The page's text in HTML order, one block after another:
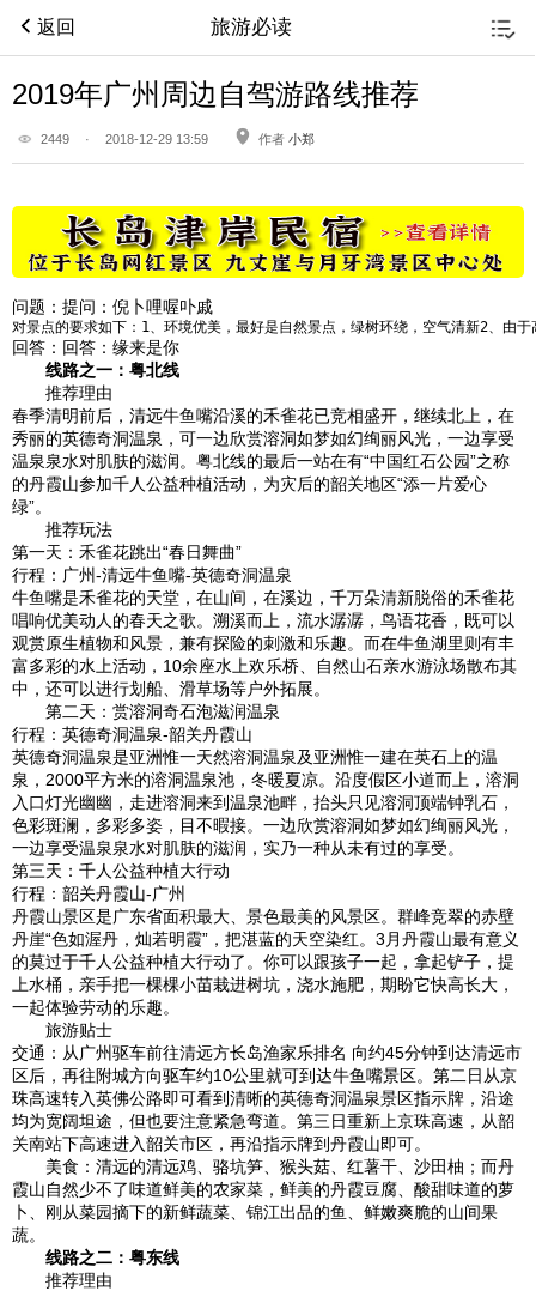
返回 旅游必读
2019年广州周边自驾游路线推荐
2449 · 2018-12-29 13:59 作者 小郑
问题： 提问：倪卜哩喔卟戚
对景点的要求如下：1、环境优美，最好是自然景点，绿树环绕，空气清新2、由
回答： 回答：缘来是你
线路之一：粤北线
推荐理由
春季清明前后，清远牛鱼嘴沿溪的禾雀花已竞相盛开，继续北上，在
秀丽的英德奇洞温泉，可一边欣赏溶洞如梦如幻绚丽风光，一边享受
温泉泉水对肌肤的滋润。粤北线的最后一站在有“中国红石公园”之称
的丹霞山参加千人公益种植活动，为灾后的韶关地区“添一片爱心
绿”。
推荐玩法
第一天：禾雀花跳出“春日舞曲”
行程：广州-清远牛鱼嘴-英德奇洞温泉
牛鱼嘴是禾雀花的天堂，在山间，在溪边，千万朵清新脱俗的禾雀花
唱响优美动人的春天之歌。溯溪而上，流水潺潺，鸟语花香，既可以
观赏原生植物和风景，兼有探险的刺激和乐趣。而在牛鱼湖里则有丰
富多彩的水上活动，10余座水上欢乐桥、自然山石亲水游泳场散布其
中，还可以进行划船、滑草场等户外拓展。
第二天：赏溶洞奇石泡滋润温泉
行程：英德奇洞温泉-韶关丹霞山
英德奇洞温泉是亚洲惟一天然溶洞温泉及亚洲惟一建在英石上的温
泉，2000平方米的溶洞温泉池，冬暖夏凉。沿度假区小道而上，溶洞
入口灯光幽幽，走进溶洞来到温泉池畔，抬头只见溶洞顶端钟乳石，
色彩斑澜，多彩多姿，目不暇接。一边欣赏溶洞如梦如幻绚丽风光，
一边享受温泉泉水对肌肤的滋润，实乃一种从未有过的享受。
第三天：千人公益种植大行动
行程：韶关丹霞山-广州
丹霞山景区是广东省面积最大、景色最美的风景区。群峰竞翠的赤壁
丹崖“色如渥丹，灿若明霞”，把湛蓝的天空染红。3月丹霞山最有意义
的莫过于千人公益种植大行动了。你可以跟孩子一起，拿起铲子，提
上水桶，亲手把一棵棵小苗栽进树坑，浇水施肥，期盼它快高长大，
一起体验劳动的乐趣。
旅游贴士
交通：从广州驱车前往清远方长岛渔家乐排名 向约45分钟到达清远市
区后，再往附城方向驱车约10公里就可到达牛鱼嘴景区。第二日从京
珠高速转入英佛公路即可看到清晰的英德奇洞温泉景区指示牌，沿途
均为宽阔坦途，但也要注意紧急弯道。第三日重新上京珠高速，从韶
关南站下高速进入韶关市区，再沿指示牌到丹霞山即可。
美食：清远的清远鸡、骆坑笋、猴头菇、红薯干、沙田柚；而丹
霞山自然少不了味道鲜美的农家菜，鲜美的丹霞豆腐、酸甜味道的萝
卜、刚从菜园摘下的新鲜蔬菜、锦江出品的鱼、鲜嫩爽脆的山间果
蔬。
线路之二：粤东线
推荐理由